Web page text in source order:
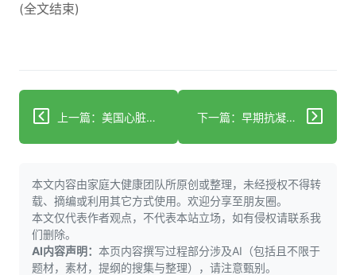
(全文结束)
上一篇：美国心脏研究：心脏病死亡率50年下降显著，但其他风险正在上升 下一篇：早期抗凝治疗可使中风患者受益
本文内容由家庭大健康团队所原创或整理，未经授权不得转
载、摘编或利用其它方式使用。欢迎分享至朋友圈。
本文仅代表作者观点，不代表本站立场，如有侵权请联系我
们删除。
AI内容声明： 本页内容撰写过程部分涉及AI（包括且不限于
题材，素材，提纲的搜集与整理），请注意甄别。